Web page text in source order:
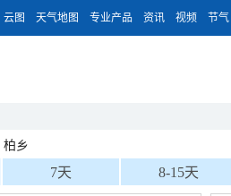
云图 天气地图 专业产品 资讯 视频 节气
柏乡
7天 8-15天